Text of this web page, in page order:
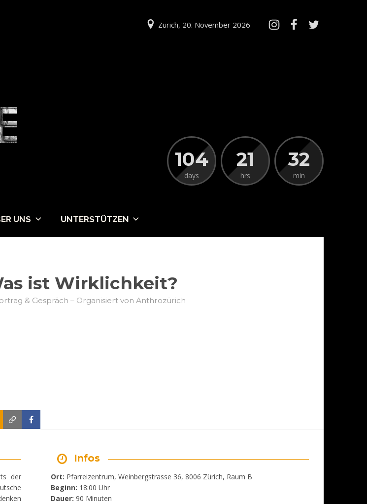
Zürich, 20. November 2026
104
days
21
hrs
32
min
UNS UNTERSTÜTZEN
ist Wirklichkeit?
& Gespräch – Organisiert von Anthrozürich
der
Infos
Ort: Pfarreizentrum, Weinbergstrasse 36, 8006 Zürich, Raum B
Beginn: 18:00 Uhr
Dauer: 90 Minuten